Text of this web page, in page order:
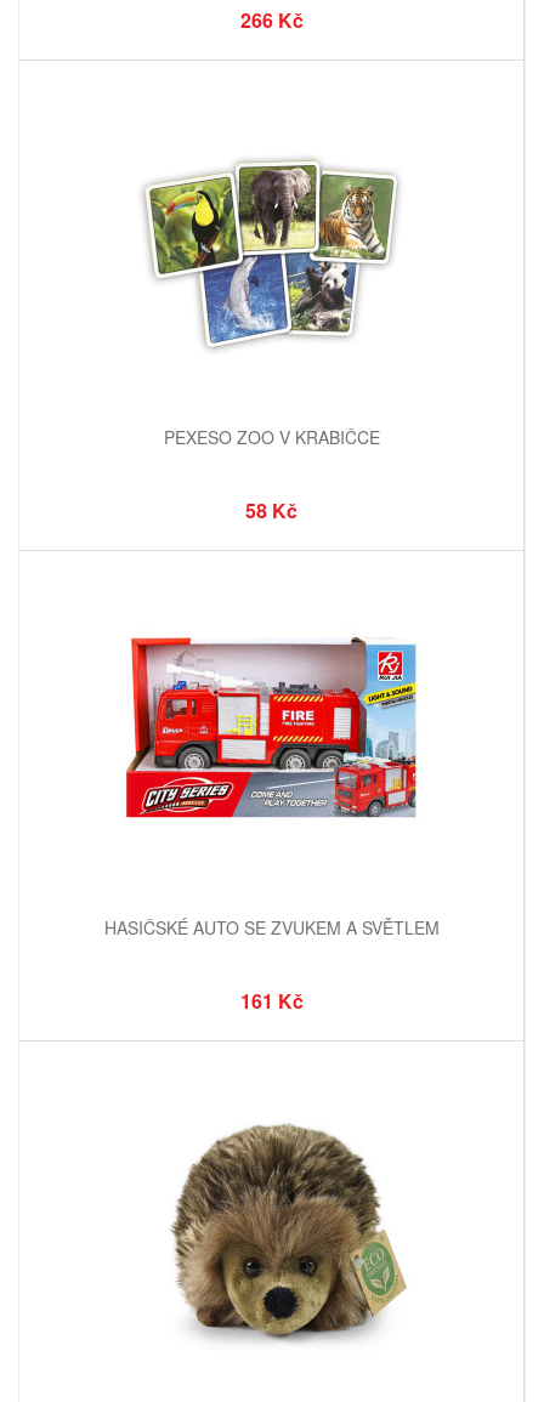
266 Kč
PEXESO ZOO V KRABIČCE
58 Kč
HASIČSKÉ AUTO SE ZVUKEM A SVĚTLEM
161 Kč